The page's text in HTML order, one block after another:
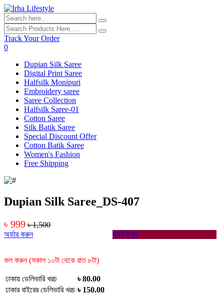
Track Your Order
0
Dupian Silk Saree
Digital Print Saree
Halfsilk Monipuri
Embroidery saree
Saree Collection
Halfsilk Saree-01
Cotton Saree
Silk Batik Saree
Special Discount Offer
Cotton Batik Saree
Women's Fashion
Free Shipping
Dupian Silk Saree_DS-407
৳ 999 ৳ 1,500
অর্ডার করুন
কার্টে রাখুন
কল করুন (সকাল ১০টা থেকে রাত ৮টা)
ঢাকায় ডেলিভারি খরচ
৳ 80.00
ঢাকার বাইরের ডেলিভারি খরচ ৳ 150.00